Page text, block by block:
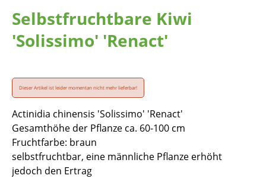
Selbstfruchtbare Kiwi
'Solissimo' 'Renact'
Dieser Artikel ist leider momentan nicht mehr lieferbar!
Actinidia chinensis 'Solissimo' 'Renact'
Gesamthöhe der Pflanze ca. 60-100 cm
Fruchtfarbe: braun
selbstfruchtbar, eine männliche Pflanze erhöht
jedoch den Ertrag